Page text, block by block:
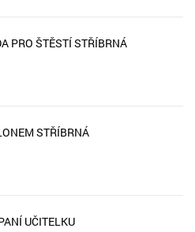
PRO ŠTĚSTÍ STŘÍBRNÁ
STŘÍBRNÁ
UČITELKU